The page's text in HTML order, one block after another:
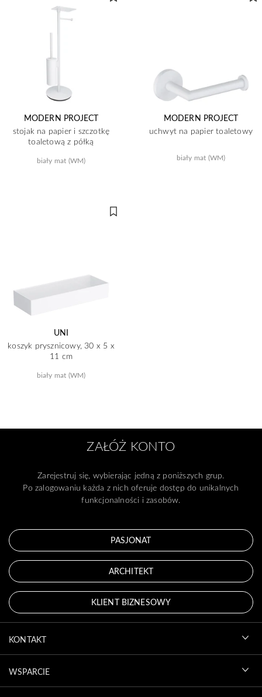
MODERN PROJECT
stojak na papier i szczotkę
toaletową z półką
biały mat (WM)
MODERN PROJECT
uchwyt na papier toaletowy
biały mat (WM)
UNI
koszyk prysznicowy, 30 x 5 x
11 cm
biały mat (WM)
ZAŁÓŻ KONTO
Zarejestruj się, wybierając jedną z poniższych grup.
Po zalogowaniu każda z nich oferuje dostęp do unikalnych
funkcjonalności i zasobów.
PASJONAT
ARCHITEKT
KLIENT BIZNESOWY
KONTAKT
WSPARCIE